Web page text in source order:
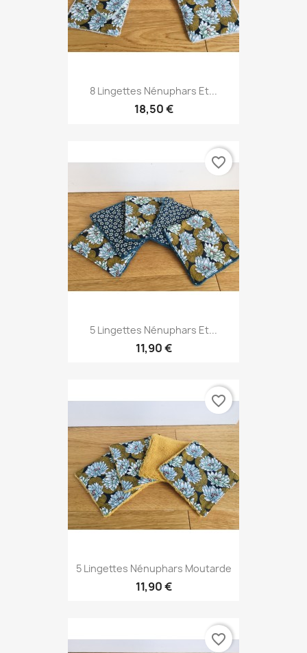
8 Lingettes Nénuphars Et...
18,50 €
5 Lingettes Nénuphars Et...
11,90 €
favorite_border
5 Lingettes Nénuphars Moutarde
11,90 €
favorite_border
favorite_border